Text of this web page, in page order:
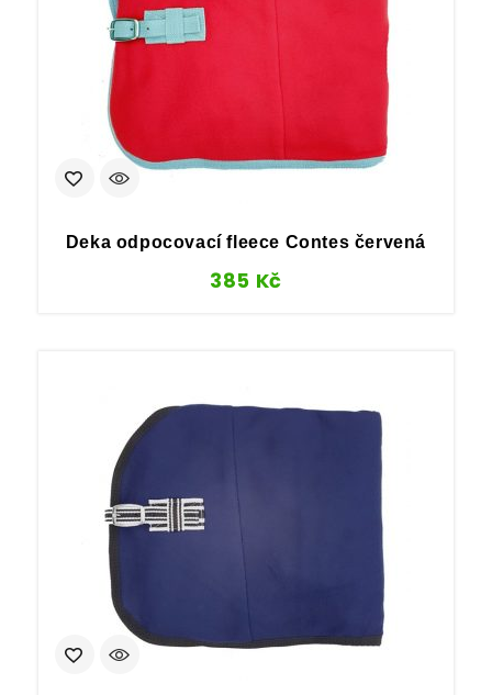
Deka odpocovací fleece Contes červená
385 Kč